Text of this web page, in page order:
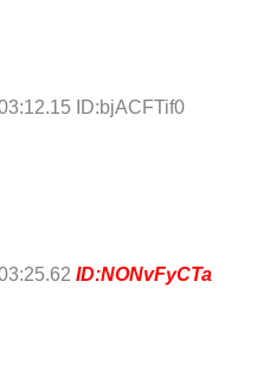
ID:bjACFTif0
ID:NONvFyCTa